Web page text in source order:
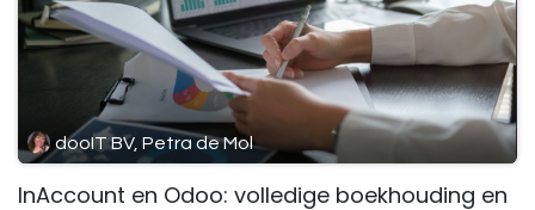
dooIT BV, Petra de Mol
InAccount en Odoo: volledige boekhouding en